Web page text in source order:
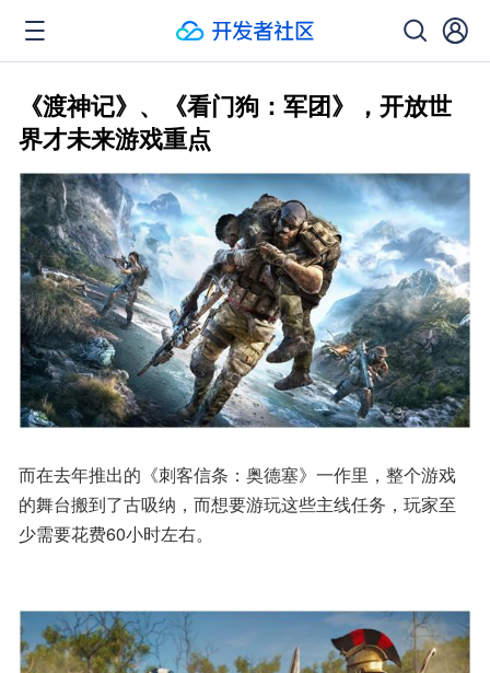
《渡神记》、《看门狗：军团》，开放世
界才未来游戏重点
而在去年推出的《刺客信条：奥德塞》一作里，整个游戏
的舞台搬到了古吸纳，而想要游玩这些主线任务，玩家至
少需要花费60小时左右。